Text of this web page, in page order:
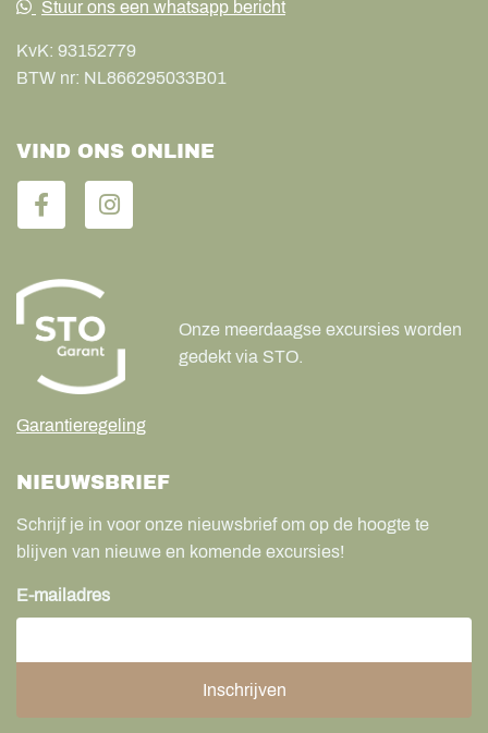
Stuur ons een whatsapp bericht
KvK: 93152779
BTW nr: NL866295033B01
VIND ONS ONLINE
Garantieregeling
Onze meerdaagse excursies worden
gedekt via STO.
NIEUWSBRIEF
Schrijf je in voor onze nieuwsbrief om op de hoogte te
blijven van nieuwe en komende excursies!
E-mailadres